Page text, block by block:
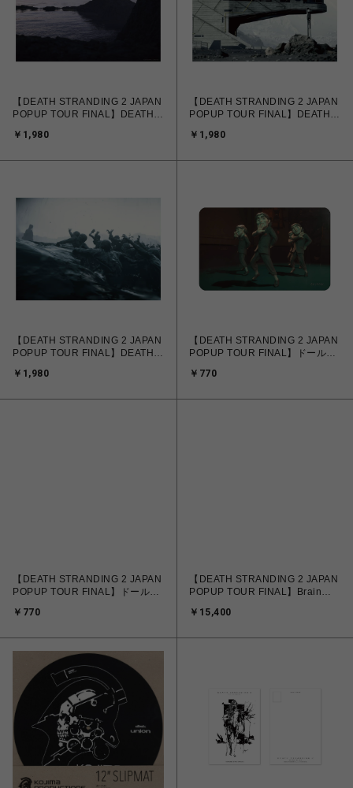
【DEATH STRANDING 2 JAPAN
POPUP TOUR FINAL】DEATH
Poster C
￥1,980
【DEATH STRANDING 2 JAPAN
POPUP TOUR FINAL】DEATH
Poster D
￥1,980
【DEATH STRANDING 2 JAPAN
POPUP TOUR FINAL】DEATH
Poster E
￥1,980
【DEATH STRANDING 2 JAPAN
POPUP TOUR FINAL】ドールマ
￥770
【DEATH STRANDING 2 JAPAN
POPUP TOUR FINAL】ドールマ
￥770
【DEATH STRANDING 2 JAPAN
POPUP TOUR FINAL】Brain
HOODED SWEAT
￥15,400